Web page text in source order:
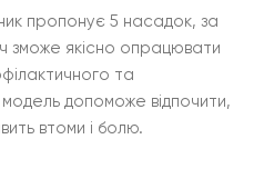
пропонує 5 насадок, за
зможе якісно опрацювати
та
допоможе відпочити,
втоми і болю.